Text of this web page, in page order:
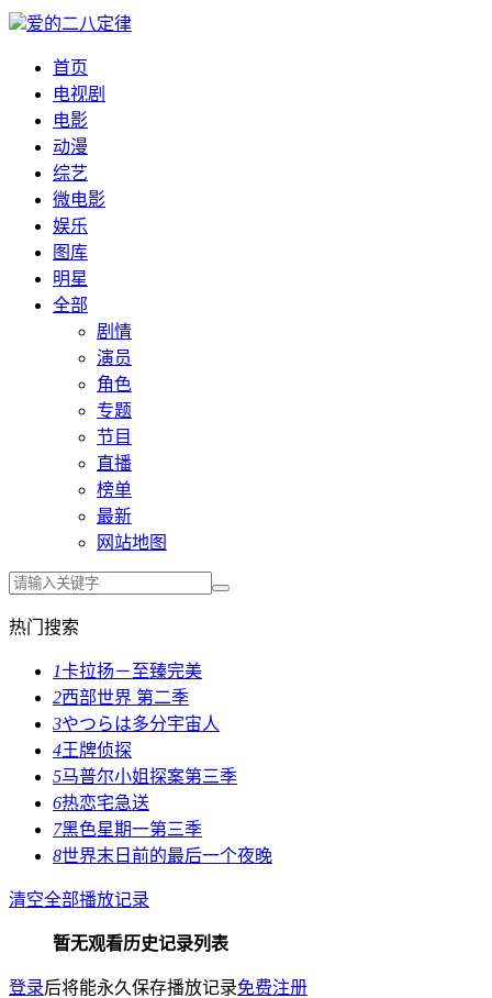
爱的二八定律
首页
电视剧
电影
动漫
综艺
微电影
娱乐
图库
明星
全部
剧情
演员
角色
专题
节目
直播
榜单
最新
网站地图
热门搜索
1卡拉扬－至臻完美
2西部世界 第二季
3やつらは多分宇宙人
4王牌侦探
5马普尔小姐探案第三季
6热恋宅急送
7黑色星期一第三季
8世界末日前的最后一个夜晚
清空全部播放记录
暂无观看历史记录列表
登录后将能永久保存播放记录免费注册